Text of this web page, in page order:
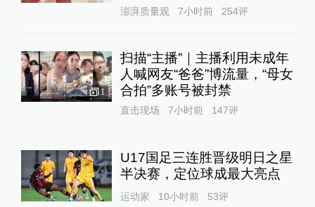
澎湃质量观 7小时前 254评
1
扫描“主播”｜主播利用未成年
人喊网友“爸爸”博流量，“母女
合拍”多账号被封禁
直击现场 7小时前 147评
U17国足三连胜晋级明日之星
半决赛，定位球成最大亮点
运动家 10小时前 53评